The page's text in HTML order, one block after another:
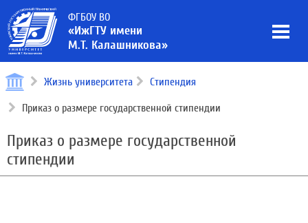
ФГБОУ ВО
«ИжГТУ имени
М.Т. Калашникова»
Жизнь университета Стипендия
Приказ о размере государственной стипендии
Приказ о размере государственной
стипендии